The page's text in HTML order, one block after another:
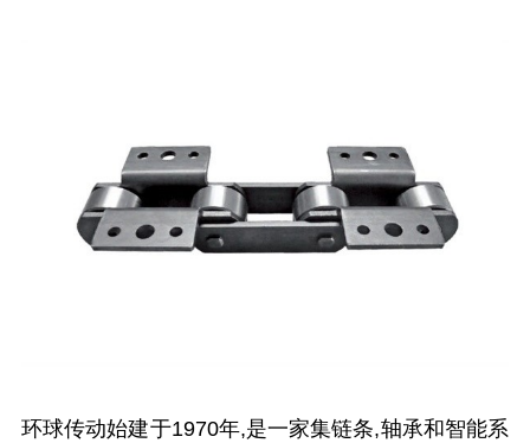
环球传动始建于1970年,是一家集链条,轴承和智能系